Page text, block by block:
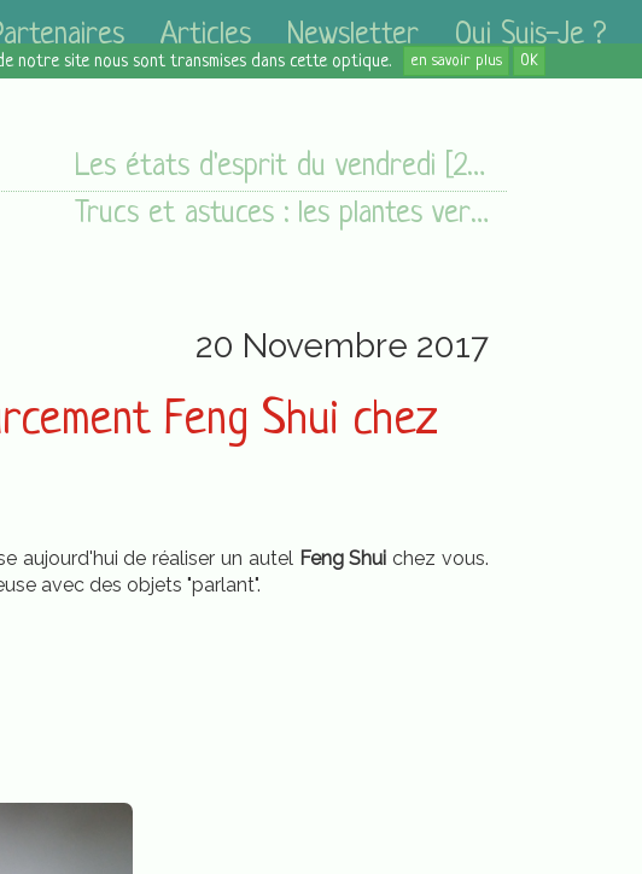
notre site nous sont transmises dans cette optique. en savoir plus OK
Articles Newsletter Qui Suis-Je ?
Les états d'esprit du vendredi [24/11/17]
Trucs et astuces : les plantes vertes
20 Novembre 2017
Feng Shui chez
aujourd'hui de réaliser un autel Feng Shui chez vous.
avec des objets "parlant".